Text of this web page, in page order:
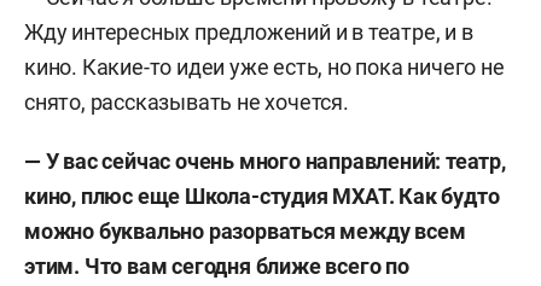
Жду интересных предложений и в театре, и в
кино. Какие-то идеи уже есть, но пока ничего не
снято, рассказывать не хочется.
— У вас сейчас очень много направлений: театр,
кино, плюс еще Школа-студия МХАТ. Как будто
можно буквально разорваться между всем
этим. Что вам сегодня ближе всего по